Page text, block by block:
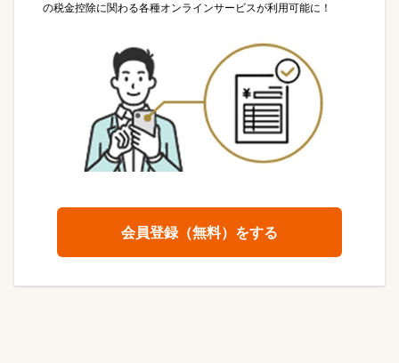
の税金控除に関わる各種オンラインサービスが利用可能に！
会員登録（無料）をする